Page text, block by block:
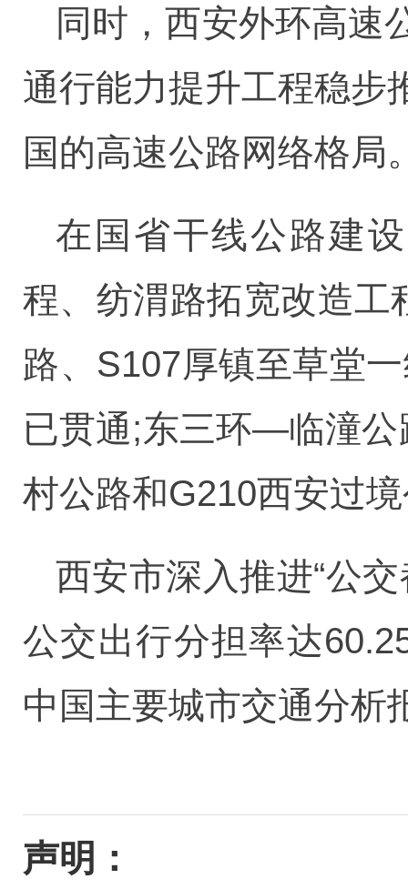
同时，西安外环高速
通行能力提升工程稳步
国的高速公路网络格局
在国省干线公路建
程、纺渭路拓宽改造工
路、S107厚镇至草堂
已贯通;东三环—临潼公
村公路和G210西安过
西安市深入推进“公
公交出行分担率达
中国主要城市交通分析
声明：